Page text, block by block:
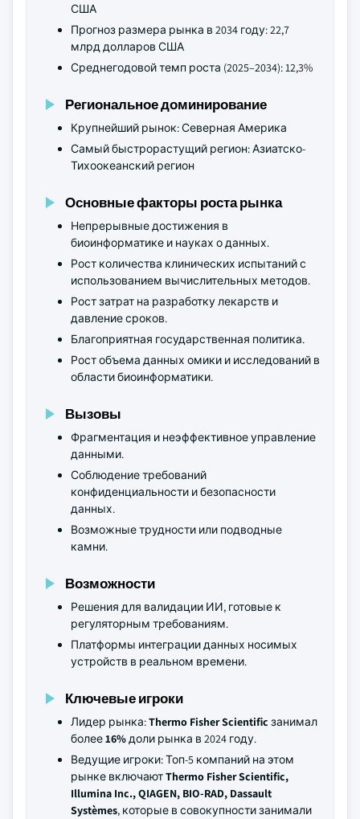
США
Прогноз размера рынка в 2034 году: 22,7
млрд долларов США
Среднегодовой темп роста (2025–2034): 12,3%
Региональное доминирование
Крупнейший рынок: Северная Америка
Самый быстрорастущий регион: Азиатско-
Тихоокеанский регион
Основные факторы роста рынка
Непрерывные достижения в
биоинформатике и науках о данных.
Рост количества клинических испытаний с
использованием вычислительных методов.
Рост затрат на разработку лекарств и
давление сроков.
Благоприятная государственная политика.
Рост объема данных омики и исследований в
области биоинформатики.
Вызовы
Фрагментация и неэффективное управление
данными.
Соблюдение требований
конфиденциальности и безопасности
данных.
Возможные трудности или подводные
камни.
Возможности
Решения для валидации ИИ, готовые к
регуляторным требованиям.
Платформы интеграции данных носимых
устройств в реальном времени.
Ключевые игроки
Лидер рынка:Thermo Fisher Scientific занимал
более16%доли рынка в 2024 году.
Ведущие игроки: Топ-5 компаний на этом
рынке включаютThermo Fisher Scientific,
Illumina Inc., QIAGEN, BIO-RAD, Dassault
Systèmes, которые в совокупности занимали